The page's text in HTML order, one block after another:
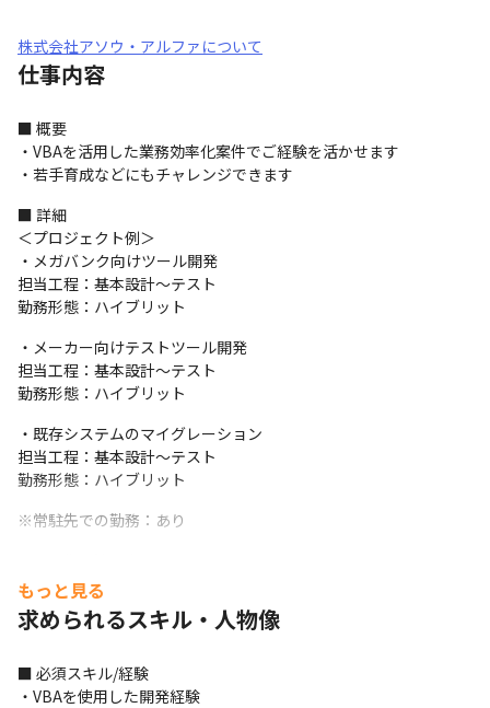
株式会社アソウ・アルファについて
仕事内容
■ 概要
・VBAを活用した業務効率化案件でご経験を活かせます
・若手育成などにもチャレンジできます
■ 詳細
＜プロジェクト例＞
・メガバンク向けツール開発
担当工程：基本設計～テスト
勤務形態：ハイブリット
・メーカー向けテストツール開発
担当工程：基本設計～テスト
勤務形態：ハイブリット
・既存システムのマイグレーション
担当工程：基本設計～テスト
勤務形態：ハイブリット
※常駐先での勤務：あり
案件ありきではなく、あなたの希望をヒアリングした上で、希望
に沿った案件を営業が開拓し、アサインします。
・麻生グループの安定した基盤のもと、エンジニアの希望を考慮
した案件獲得が可能
もっと見る
求められるスキル・人物像
■ 必須スキル/経験
・VBAを使用した開発経験